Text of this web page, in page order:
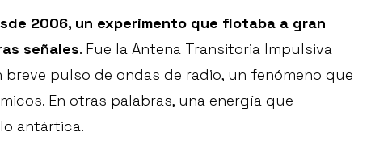
2006, un experimento que flotaba a gran
señales. Fue la Antena Transitoria Impulsiva
pulso de ondas de radio, un fenómeno que
En otras palabras, una energía que
antártica.